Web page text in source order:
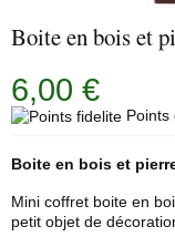
Boite en bois et
6,00 €
Points
Boite en bois et
Mini coffret boite en
petit objet de